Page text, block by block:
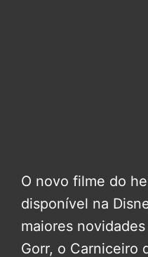
O novo filme do
disponível na
maiores
Gorr, o Carniceiro